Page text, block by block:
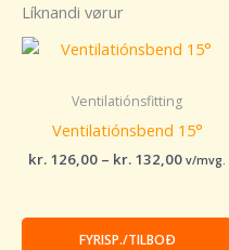
Líknandi vørur
Ventilatiónsfitting
Ventilatiónsbend 15°
kr. 126,00 – kr. 132,00
Price
through
v/mvg.
FYRISP./TILBOÐ